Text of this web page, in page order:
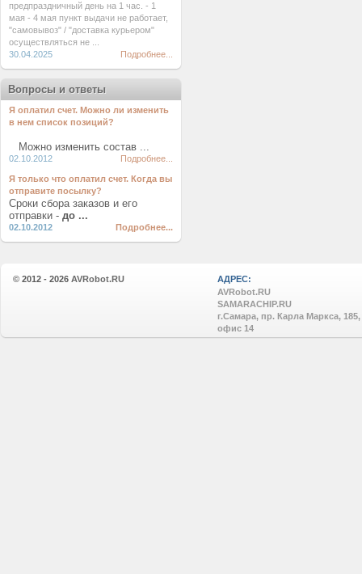
предпраздничный день на 1 час. - 1
мая - 4 мая пункт выдачи не работает,
"самовывоз" / "доставка курьером"
осуществляться не ...
30.04.2025
Подробнее...
Вопросы и ответы
Я оплатил счет. Можно ли изменить
в нем список позиций?
Можно изменить состав ...
02.10.2012 Подробнее...
Я только что оплатил счет. Когда вы
отправите посылку?
Сроки сбора заказов и его
отправки - до ...
02.10.2012 Подробнее...
© 2012 - 2026 AVRobot.RU
АДРЕС:
AVRobot.RU
SAMARACHIP.RU
г.Самара, пр. Карла Маркса, 185,
офис 14